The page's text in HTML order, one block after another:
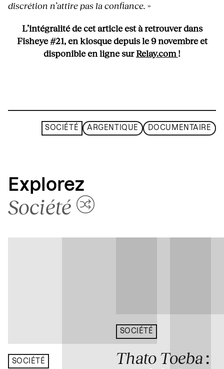
discrétion n’attire pas la confiance. »
L’intégralité de cet article est à retrouver dans
Fisheye #21, en kiosque depuis le 9 novembre et
disponible en ligne surRelay.com !
SOCIÉTÉ ARGENTIQUE DOCUMENTAIRE
Explorez
Société
SOCIÉTÉ
SOCIÉTÉ
Thato Toeba :